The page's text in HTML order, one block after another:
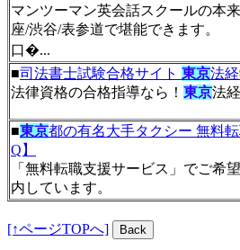
マンツーマン英会話スクールの本
座/渋谷/表参道で堪能できます。
口�...
■司法書士試験合格サイト 東京法
法律資格の合格指導なら！ 東京法
■東京都の有名大手タクシー 無料
Q】
「無料転職支援サービス」でご希
内しています。
[↑ページTOPへ]